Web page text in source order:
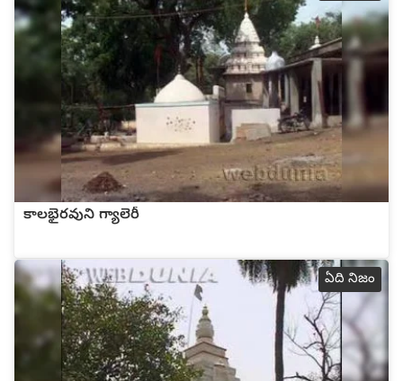
కాలభైరవుని గ్యాలెరీ
ఏది నిజం